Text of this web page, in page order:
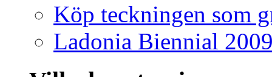
Köp teckningen som
Ladonia Biennial